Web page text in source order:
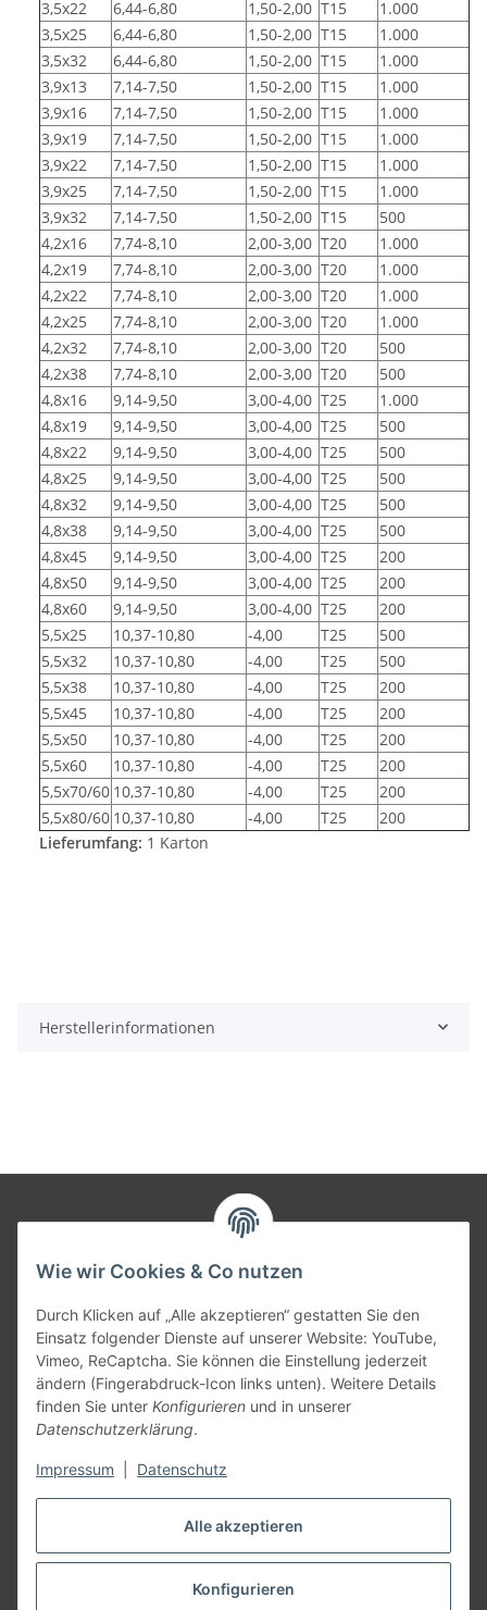
Alle akzeptieren
Konfigurieren
Wie wir Cookies & Co nutzen
Durch Klicken auf „Alle akzeptieren“ gestatten Sie den
Einsatz folgender Dienste auf unserer Website: YouTube,
Vimeo, ReCaptcha. Sie können die Einstellung jederzeit
ändern (Fingerabdruck-Icon links unten). Weitere Details
finden Sie unter Konfigurieren und in unserer
Datenschutzerklärung.
Impressum Datenschutz
3,5x22
6,44-6,80 1,50-2,00 T15
1.000
3,5x25
6,44-6,80 1,50-2,00 T15
1.000
3,5x32
6,44-6,80 1,50-2,00 T15
1.000
3,9x13
7,14-7,50 1,50-2,00 T15
1.000
3,9x16
7,14-7,50 1,50-2,00 T15
1.000
3,9x19
7,14-7,50 1,50-2,00 T15
1.000
3,9x22
7,14-7,50 1,50-2,00 T15
1.000
3,9x25
7,14-7,50 1,50-2,00 T15
1.000
3,9x32
7,14-7,50 1,50-2,00 T15
500
4,2x16
7,74-8,10 2,00-3,00 T20
1.000
4,2x19
7,74-8,10 2,00-3,00 T20
1.000
4,2x22
7,74-8,10 2,00-3,00 T20
1.000
4,2x25
7,74-8,10 2,00-3,00 T20
1.000
4,2x32
7,74-8,10 2,00-3,00 T20
500
4,2x38
7,74-8,10 2,00-3,00 T20
500
4,8x16
9,14-9,50 3,00-4,00 T25
1.000
4,8x19
9,14-9,50 3,00-4,00 T25
500
4,8x22
9,14-9,50 3,00-4,00 T25
500
4,8x25
9,14-9,50 3,00-4,00 T25
500
4,8x32
9,14-9,50 3,00-4,00 T25
500
4,8x38
9,14-9,50 3,00-4,00 T25
500
4,8x45
9,14-9,50 3,00-4,00 T25
200
4,8x50
9,14-9,50 3,00-4,00 T25
200
4,8x60
9,14-9,50 3,00-4,00 T25
200
5,5x25
10,37-10,80 -4,00 T25
500
5,5x32
10,37-10,80 -4,00 T25
500
5,5x38
10,37-10,80 -4,00 T25
200
5,5x45
10,37-10,80 -4,00 T25
200
5,5x50
10,37-10,80 -4,00 T25
200
5,5x60
10,37-10,80 -4,00 T25
200
5,5x70/60 10,37-10,80 -4,00 T25
200
5,5x80/60 10,37-10,80 -4,00 T25
200
Lieferumfang: 1 Karton
Herstellerinformationen
Gesetzliche Informationen
Versandpartner
Kundenbewertungen
Zu den Bewertungen